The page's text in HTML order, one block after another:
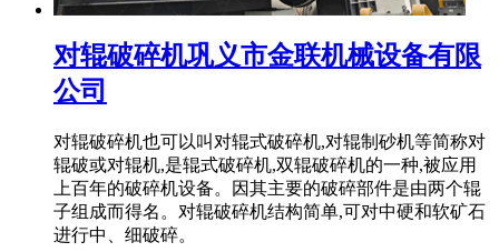
对辊破碎机巩义市金联机械设备有限
公司
对辊破碎机也可以叫对辊式破碎机,对辊制砂机等简称对
辊破或对辊机,是辊式破碎机,双辊破碎机的一种,被应用
上百年的破碎机设备。因其主要的破碎部件是由两个辊
子组成而得名。对辊破碎机结构简单,可对中硬和软矿石
进行中、细破碎。